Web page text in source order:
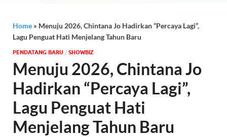
Home » Menuju 2026, Chintana Jo Hadirkan “Percaya Lagi”,
Lagu Penguat Hati Menjelang Tahun Baru
PENDATANG BARU / ‎SHOWBIZ
Menuju 2026, Chintana Jo
Hadirkan “Percaya Lagi”,
Lagu Penguat Hati
Menjelang Tahun Baru